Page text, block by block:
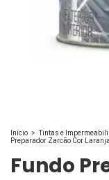
Início > Tintas e
Preparador Zarcão Cor
Fundo